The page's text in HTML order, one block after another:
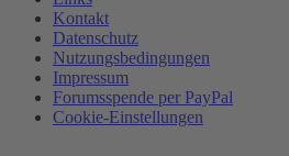
Kontakt
Datenschutz
Nutzungsbedingungen
Impressum
Forumsspende per PayPal
Cookie-Einstellungen